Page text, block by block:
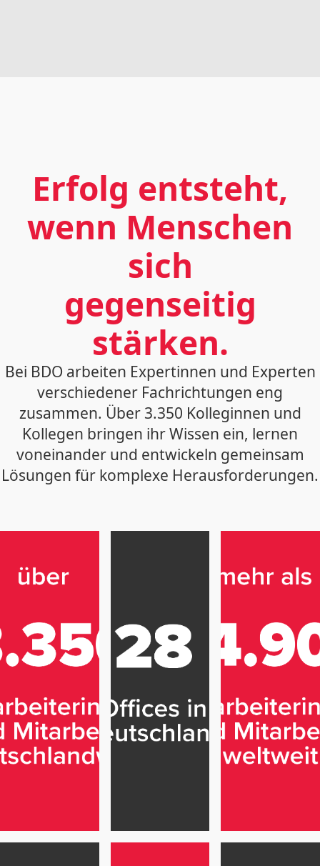
Erfolg entsteht,
wenn Menschen
sich
gegenseitig
stärken.
Bei BDO arbeiten Expertinnen und Experten
verschiedener Fachrichtungen eng
zusammen. Über 3.350 Kolleginnen und
Kollegen bringen ihr Wissen ein, lernen
voneinander und entwickeln gemeinsam
Lösungen für komplexe Herausforderungen.